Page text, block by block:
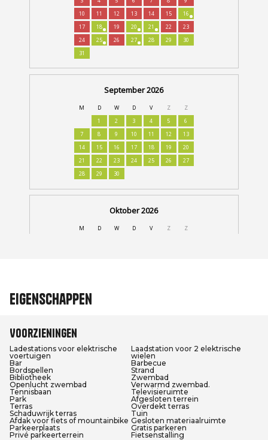
Eigenschappen
Voorzieningen
Ladestations voor elektrische
voertuigen
Laadstation voor 2 elektrische
wielen
Bar
Barbecue
Bordspellen
Strand
Bibliotheek
Zwembad
Openlucht zwembad
Verwarmd zwembad.
Tennisbaan
Televisieruimte
Park
Afgesloten terrein
Terras
Overdekt terras
Schaduwrijk terras
Tuin
Afdak voor fiets of mountainbike Gesloten materiaalruimte
Parkeerplaats
Gratis parkeren
Privé parkeerterrein
Fietsenstalling